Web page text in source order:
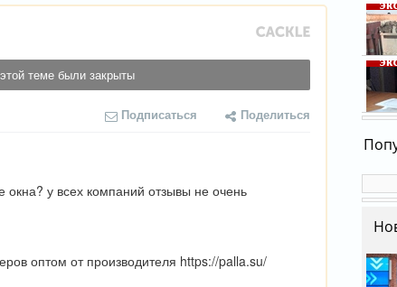
теме были закрыты
Подписаться Поделиться
окна? у всех компаний отзывы не очень
оптом от производителя https://palla.su/
5
4
3